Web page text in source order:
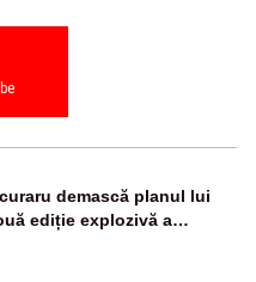
demască planul lui
ediție explozivă a
Zilei” la Realitatea PLUS